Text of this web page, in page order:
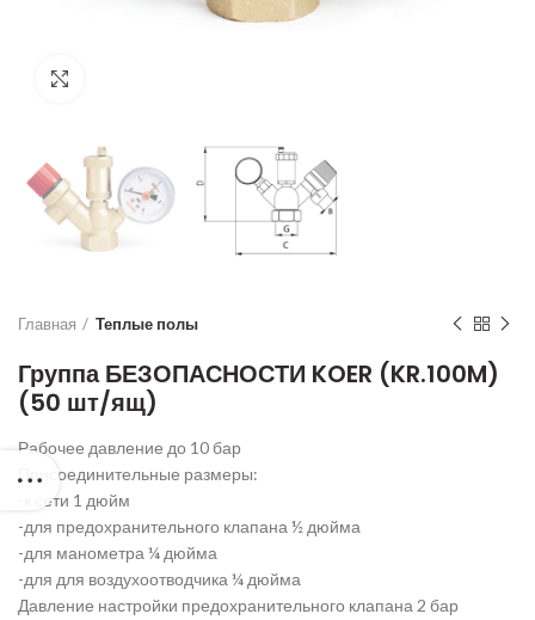
Главная Теплые полы
Группа БЕЗОПАСНОСТИ KOER (KR.100M)
(50 шт/ящ)
Рабочее давление до 10 бар
Присоединительные размеры:
-к сети 1 дюйм
-для предохранительного клапана ½ дюйма
-для манометра ¼ дюйма
-для для воздухоотводчика ¼ дюйма
Давление настройки предохранительного клапана 2 бар